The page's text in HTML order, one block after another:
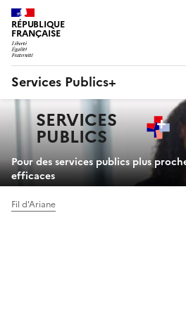
RÉPUBLIQUE
FRANÇAISE
Services Publics+
principaleSERVICES
PUBLICS+
Pour des services publics plus
efficaces
Fil d'Ariane